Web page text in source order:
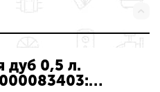
дуб 0,5 л.